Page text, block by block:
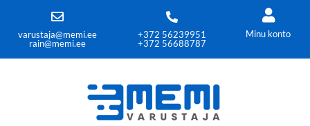
varustaja@memi.ee
rain@memi.ee
+372 56239951
+372 56688787
Minu konto